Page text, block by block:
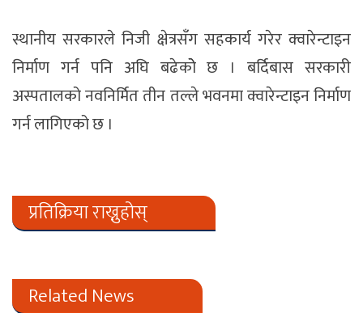
स्थानीय सरकारले निजी क्षेत्रसँग सहकार्य गरेर क्वारेन्टाइन
निर्माण गर्न पनि अघि बढेकोे छ । बर्दिबास सरकारी
अस्पतालको नवनिर्मित तीन तल्ले भवनमा क्वारेन्टाइन निर्माण
गर्न लागिएको छ ।
प्रतिक्रिया राख्नुहोस्
Related News